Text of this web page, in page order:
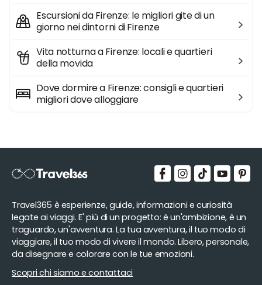
Escursioni da Firenze: le migliori gite di un
giorno nei dintorni di Firenze
Vita notturna a Firenze: locali e quartieri
della movida
Dove dormire a Firenze: consigli e quartieri
migliori dove alloggiare
Travel365 è esperienze, guide, informazioni e curiosità
legate ai viaggi. E' più di un progetto: è un'ambizione, è un
traguardo, un'avventura. La tua avventura, il tuo modo di
viaggiare, il tuo modo di vivere il mondo. Libero, personale,
da disegnare e colorare con le tue emozioni.
Scopri chi siamo e contattaci